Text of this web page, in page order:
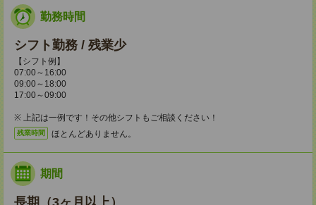
勤務時間
シフト勤務 / 残業少
【シフト例】
07:00～16:00
09:00～18:00
17:00～09:00
※ 上記は一例です！その他シフトもご相談ください！
残業時間 ほとんどありません。
期間
長期（3ヶ月以上）